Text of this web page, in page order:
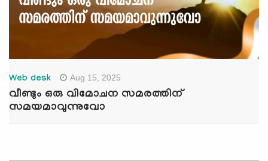
Web desk Aug 15, 2025
വീണ്ടും ഒരു വിമോചന സമരത്തിന്
സമയമാവുന്നുവോ